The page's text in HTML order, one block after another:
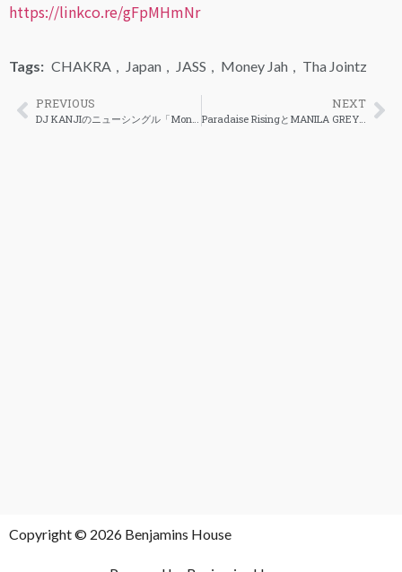
https://linkco.re/gFpMHmNr
Tags: CHAKRA Japan JASS Money Jah Tha Jointz
PREVIOUS NEXT
Paradaise RisingとMANILA GREYの新曲「Island Baby (Maarte)」のミュージックビデオ
Copyright © 2026 Benjamins House